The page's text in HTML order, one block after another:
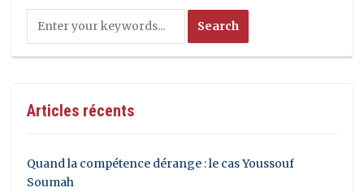
Articles récents
Quand la compétence dérange : le cas Youssouf
Soumah